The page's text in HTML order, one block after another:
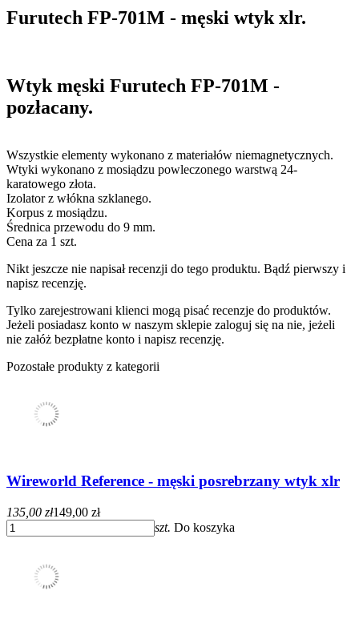
Furutech FP-701M - męski wtyk xlr.
Wtyk męski Furutech FP-701M -
pozłacany.
Wszystkie elementy wykonano z materiałów niemagnetycznych.
Wtyki wykonano z mosiądzu powleczonego warstwą 24-
karatowego złota.
Izolator z włókna szklanego.
Korpus z mosiądzu.
Średnica przewodu do 9 mm.
Cena za 1 szt.
Nikt jeszcze nie napisał recenzji do tego produktu. Bądź pierwszy i
napisz recenzję.
Tylko zarejestrowani klienci mogą pisać recenzje do produktów.
Jeżeli posiadasz konto w naszym sklepie zaloguj się na nie, jeżeli
nie załóż bezpłatne konto i napisz recenzję.
Pozostałe produkty z kategorii
Wireworld Reference - męski posrebrzany wtyk xlr
135,00 zł149,00 zł
szt. Do koszyka